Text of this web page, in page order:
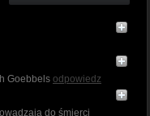
Goebbels odpowiedz
do śmierci